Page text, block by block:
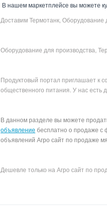
В нашем маркетплейсе вы можете
Доставим Термотанк, Оборудование
Оборудование для производства,
Продуктовый портал приглашает к
общественного питания. У нас есть
В данном разделе вы можете
объявление бесплатно о продаже с
объявлений Агро сайт по продаже
Дешевле только на Агро сайт по